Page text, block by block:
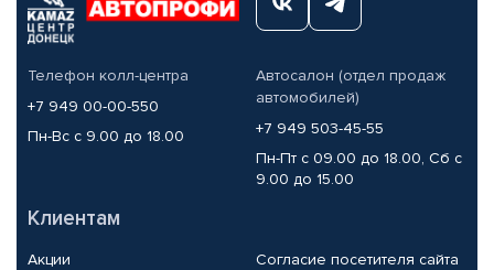
Телефон колл-центра
+7 949 00-00-550
Пн-Вс с 9.00 до 18.00
Автосалон (отдел продаж
автомобилей)
+7 949 503-45-55
Пн-Пт с 09.00 до 18.00, Сб с
9.00 до 15.00
Клиентам
Акции
Согласие посетителя сайта